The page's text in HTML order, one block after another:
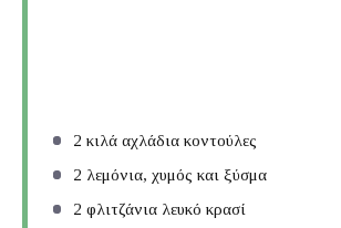
2 κιλά αχλάδια κοντούλες
2 λεμόνια, χυμός και ξύσμα
2 φλιτζάνια λευκό κρασί